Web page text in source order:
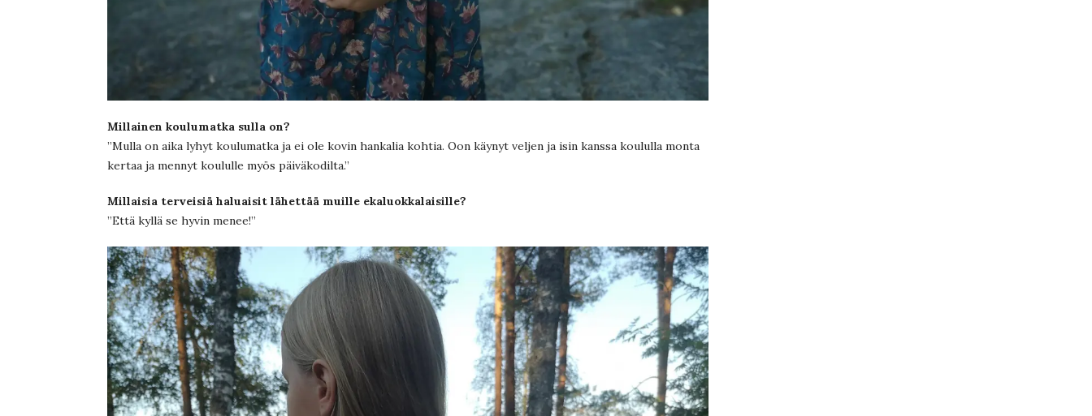
Millainen koulumatka sulla on?
”Mulla on aika lyhyt koulumatka ja ei ole kovin hankalia kohtia. Oon käynyt veljen ja isin kanssa koululla monta
kertaa ja mennyt koululle myös päiväkodilta.”
Millaisia terveisiä haluaisit lähettää muille ekaluokkalaisille?
”Että kyllä se hyvin menee!”